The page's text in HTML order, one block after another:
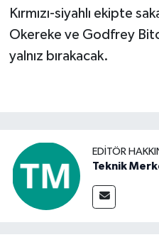
Kırmızı-siyahlı ekipte
Okereke ve Godfrey
yalnız bırakacak.
EDITÖR
Teknik
Yaşam